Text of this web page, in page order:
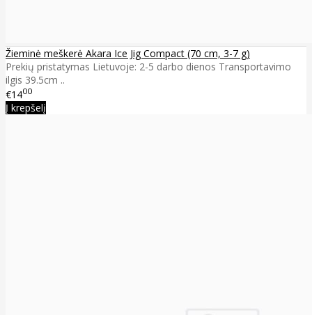
Žieminė meškerė Akara Ice Jig Compact (70 cm, 3-7 g)
Prekių pristatymas Lietuvoje: 2-5 darbo dienos Transportavimo
ilgis 39.5cm ..
€1400
Į krepšelį